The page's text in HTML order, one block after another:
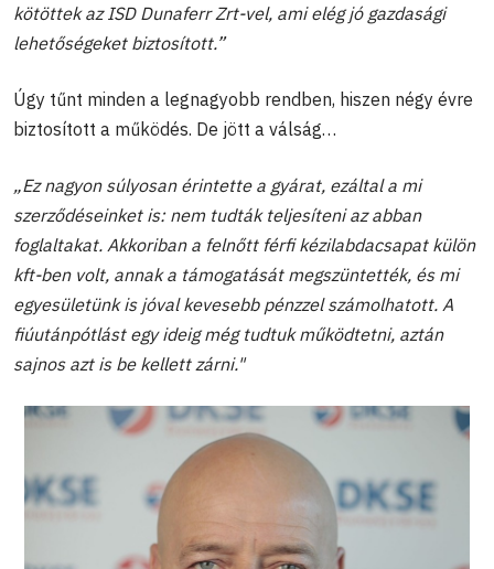
kötöttek az ISD Dunaferr Zrt-vel, ami elég jó gazdasági
lehetőségeket biztosított.”
Úgy tűnt minden a legnagyobb rendben, hiszen négy évre
biztosított a működés. De jött a válság…
„Ez nagyon súlyosan érintette a gyárat, ezáltal a mi
szerződéseinket is: nem tudták teljesíteni az abban
foglaltakat. Akkoriban a felnőtt férfi kézilabdacsapat külön
kft-ben volt, annak a támogatását megszüntették, és mi
egyesületünk is jóval kevesebb pénzzel számolhatott. A
fiúutánpótlást egy ideig még tudtuk működtetni, aztán
sajnos azt is be kellett zárni."